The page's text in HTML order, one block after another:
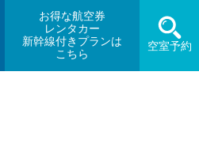
お得な航空券
レンタカー
新幹線付きプランは
こちら
空室予約